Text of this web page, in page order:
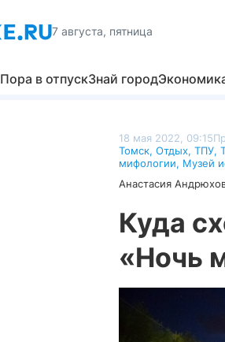
7 августа, пятница
Пора в отпускЗнай город
18 мая 2022, 09:15
Томск, Отдых, ТПУ,
мифологии, Музей
Анастасия
Куда
«Ночь